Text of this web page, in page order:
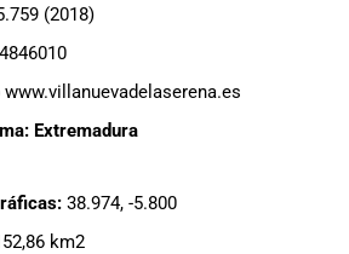
(2018)
Extremadura
38.974, -5.800
km2